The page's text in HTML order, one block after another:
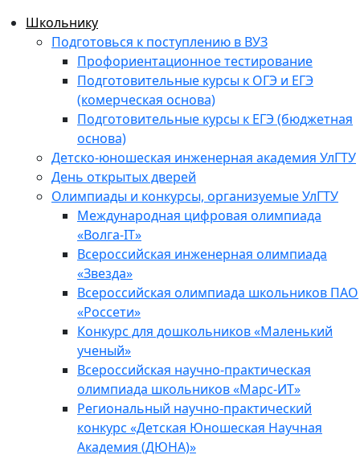
Школьнику
Подготовься к поступлению в ВУЗ
Профориентационное тестирование
Подготовительные курсы к ОГЭ и ЕГЭ
(комерческая основа)
Подготовительные курсы к ЕГЭ (бюджетная
основа)
Детско-юношеская инженерная академия УлГТУ
День открытых дверей
Олимпиады и конкурсы, организуемые УлГТУ
Международная цифровая олимпиада
«Волга-IT»
Всероссийская инженерная олимпиада
«Звезда»
Всероссийская олимпиада школьников ПАО
«Россети»
Конкурс для дошкольников «Маленький
ученый»
Всероссийская научно-практическая
олимпиада школьников «Марс-ИТ»
Региональный научно-практический
конкурс «Детская Юношеская Научная
Академия (ДЮНА)»